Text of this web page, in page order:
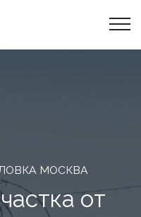
МОСКВА
от